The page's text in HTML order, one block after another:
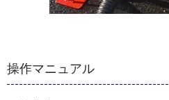
操作マニュアル